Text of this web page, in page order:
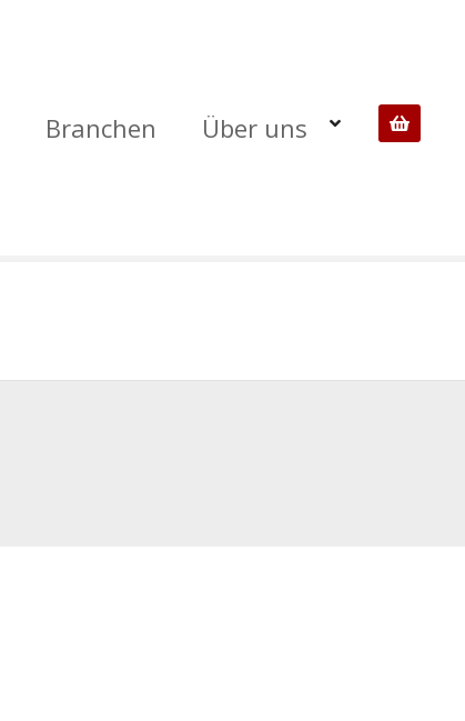
Branchen Über uns